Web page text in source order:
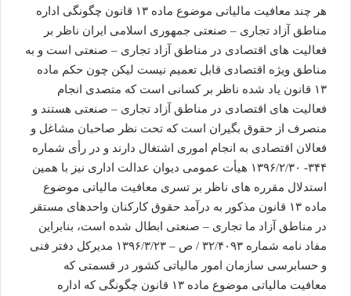
هر چند معافیت مالیاتی موضوع ماده ۱۳ قانون چگونگی اداره
مناطق آزاد تجاری – صنعتی جمهوری اسلامی ایران ناظر بر
فعالیت های اقتصادی در مناطق آزاد تجاری – صنعتی است و به
مناطق ویژه اقتصادی قابل تعمیم نیست لیکن چون حکم ماده
۱۳ قانون یاد شده ناظر بر کسانی است که متصدی انجام
فعالیت های اقتصادی در مناطق آزاد تجاری – صنعتی هستند و
منصرف از حقوق بگیران است که تحت نظر صاحبان مشاغل و
فعالان اقتصادی به انجام اموری اشتغال دارند و در رأی شماره
۳۴۴- ۱۳۹۶/۲/۳۰ هیأت عمومی دیوان عدالت اداری نیز با همین
استدلال مقرره های ناظر بر تسری معافیت مالیاتی موضوع
ماده ۱۳ قانون مذکور به درآمد حقوق کارکنان واحدهای مستقر
در مناطق آزاد ما تجاری – صنعتی ابطال شده است، بنابراین
مفاد نامه شماره ۳۲/۴۰۹۳ / ص – ۱۳۹۶/۳/۲۳ مدیرکل دفتر فنی
و حسابرسی سازمان امور مالیاتی کشور در قسمتی که
معافیت مالیاتی موضوع ماده ۱۳ قانون چگونگی که اداره